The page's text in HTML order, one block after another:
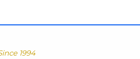
1994